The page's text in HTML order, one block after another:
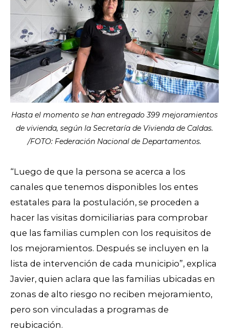
Hasta el momento se han entregado 399 mejoramientos
de vivienda, según la Secretaría de Vivienda de Caldas.
/FOTO: Federación Nacional de Departamentos.
“Luego de que la persona se acerca a los
canales que tenemos disponibles los entes
estatales para la postulación, se proceden a
hacer las visitas domiciliarias para comprobar
que las familias cumplen con los requisitos de
los mejoramientos. Después se incluyen en la
lista de intervención de cada municipio”, explica
Javier, quien aclara que las familias ubicadas en
zonas de alto riesgo no reciben mejoramiento,
pero son vinculadas a programas de
reubicación.